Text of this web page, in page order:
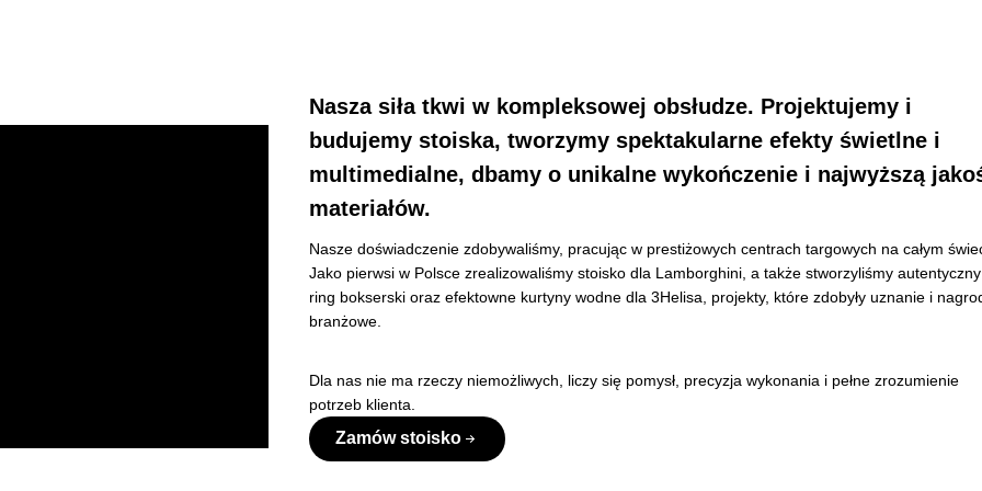
Nasza siła tkwi w kompleksowej obsłudze. Projektujemy i
budujemy stoiska, tworzymy spektakularne efekty świetlne i
multimedialne, dbamy o unikalne wykończenie i najwyższą
materiałów.
Nasze doświadczenie zdobywaliśmy, pracując w prestiżowych centrach targowych na całym
Jako pierwsi w Polsce zrealizowaliśmy stoisko dla Lamborghini, a także stworzyliśmy autentyczny
ring bokserski oraz efektowne kurtyny wodne dla 3Helisa, projekty, które zdobyły uznanie i
branżowe.
Dla nas nie ma rzeczy niemożliwych, liczy się pomysł, precyzja wykonania i pełne zrozumienie
potrzeb klienta.
Zamów stoisko